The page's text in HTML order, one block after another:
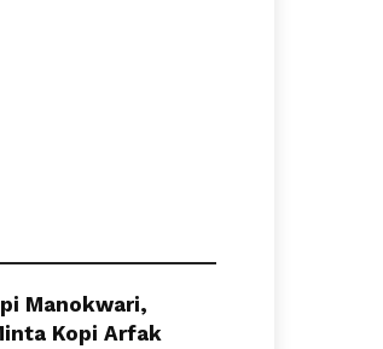
Manokwari,
Kopi Arfak